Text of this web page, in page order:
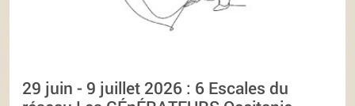
29 juin - 9 juillet 2026 : 6 Escales du